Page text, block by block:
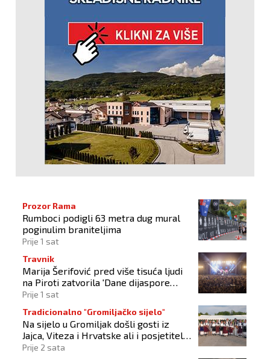
Prozor Rama
Rumboci podigli 63 metra dug mural
poginulim braniteljima
Prije 1 sat
Travnik
Marija Šerifović pred više tisuća ljudi
na Piroti zatvorila 'Dane dijaspore
2026'
Prije 1 sat
Tradicionalno "Gromiljačko sijelo"
Na sijelo u Gromiljak došli gosti iz
Jajca, Viteza i Hrvatske ali i posjetitelji
od Austrije do Australije
Prije 2 sata